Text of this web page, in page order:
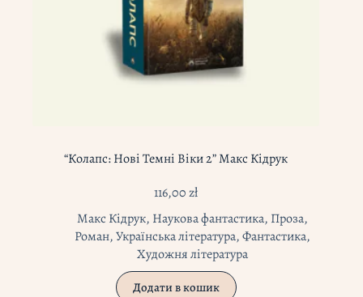
“Колапс: Нові Темні Віки 2” Макс Кідрук
116,00zł
Макс Кідрук, Наукова фантастика, Проза,
Роман,Українська література,Фантастика,
Художня література
Додати в кошик